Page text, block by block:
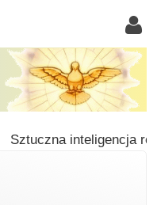
Sztuczna inteligencja